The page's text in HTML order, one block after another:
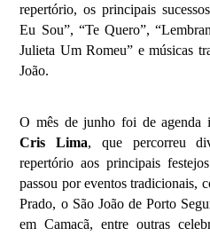
repertório, os principais
Eu Sou”, “Te Quero”,
Julieta Um Romeu” e músicas
João.
Cris Lima, que percorreu
repertório aos principais
passou por eventos tradicionais,
Prado, o São João de Porto
em Camacã, entre outras